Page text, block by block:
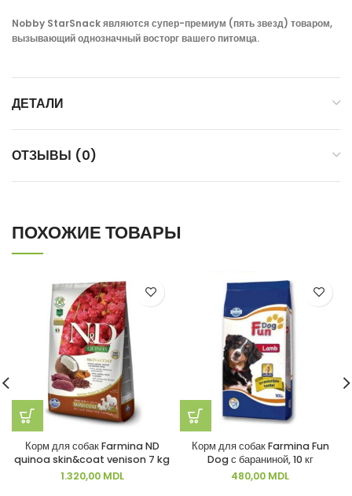
Nobby StarSnack являются супер-премиум (пять звезд) товаром,
вызывающий однозначный восторг вашего питомца.
ДЕТАЛИ
ОТЗЫВЫ (0)
ПОХОЖИЕ ТОВАРЫ
Корм для собак Farmina ND
quinoa skin&coat venison 7 kg
1.320,00 MDL
Корм для собак Farmina Fun
Dog с бараниной, 10 кг
480,00 MDL